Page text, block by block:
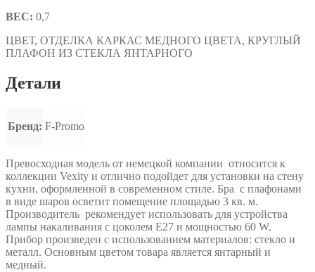
ВЕС: 0,7
ЦВЕТ, ОТДЕЛКА КАРКАС МЕДНОГО ЦВЕТА, КРУГЛЫЙ
ПЛАФОН ИЗ СТЕКЛА ЯНТАРНОГО
Детали
Бренд: F-Promo
Превосходная модель от немецкой компании относится к
коллекции Vexity и отлично подойдет для установки на стену
кухни, оформленной в современном стиле. Бра с плафонами
в виде шаров осветит помещение площадью 3 кв. м.
Производитель рекомендует использовать для устройства
лампы накаливания с цоколем E27 и мощностью 60 W.
Прибор произведен с использованием материалов: стекло и
металл. Основным цветом товара является янтарный и
медный.